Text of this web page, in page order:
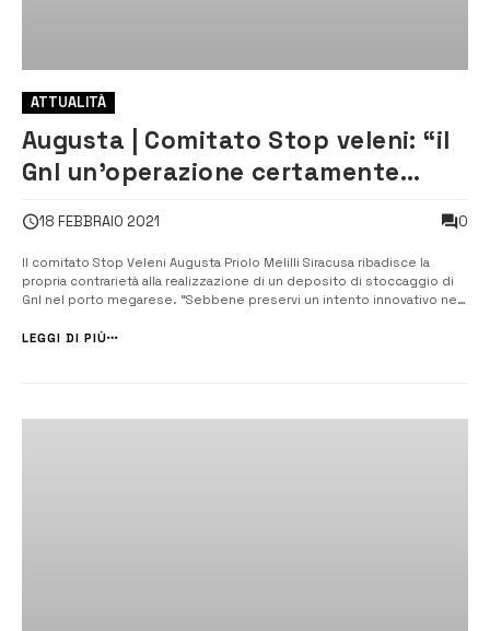
ATTUALITÀ
Augusta | Comitato Stop veleni: “il
Gnl un’operazione certamente
18 FEBBRAIO 2021 0
Il comitato Stop Veleni Augusta Priolo Melilli Siracusa ribadisce la
propria contrarietà alla realizzazione di un deposito di stoccaggio di
Gnl nel porto megarese. “Sebbene preservi un intento innovativo nel
un’operazione certamente incauta, non rispettos...
LEGGI DI PIÙ